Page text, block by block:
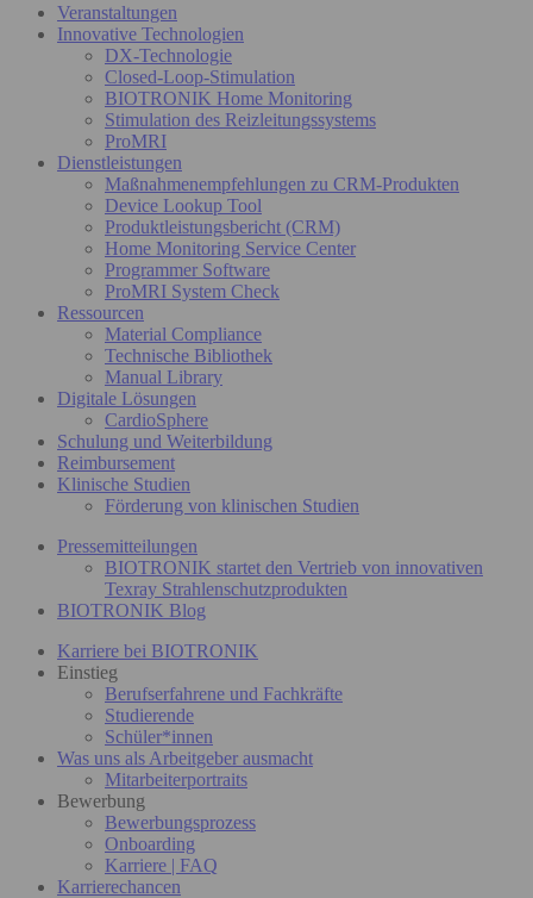
Veranstaltungen
Innovative Technologien
DX-Technologie
Closed-Loop-Stimulation
BIOTRONIK Home Monitoring
Stimulation des Reizleitungssystems
ProMRI
Dienstleistungen
Maßnahmenempfehlungen zu CRM-Produkten
Device Lookup Tool
Produktleistungsbericht (CRM)
Home Monitoring Service Center
Programmer Software
ProMRI System Check
Ressourcen
Material Compliance
Technische Bibliothek
Manual Library
Digitale Lösungen
CardioSphere
Schulung und Weiterbildung
Reimbursement
Klinische Studien
Förderung von klinischen Studien
Pressemitteilungen
BIOTRONIK startet den Vertrieb von innovativen
Texray Strahlenschutzprodukten
BIOTRONIK Blog
Karriere bei BIOTRONIK
Einstieg
Berufserfahrene und Fachkräfte
Studierende
Schüler*innen
Was uns als Arbeitgeber ausmacht
Mitarbeiterportraits
Bewerbung
Bewerbungsprozess
Onboarding
Karriere | FAQ
Karrierechancen